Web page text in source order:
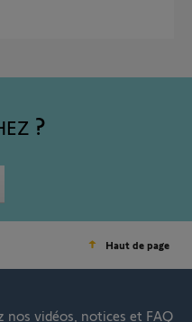
Haut de page
nos vidéos, notices et FAQ